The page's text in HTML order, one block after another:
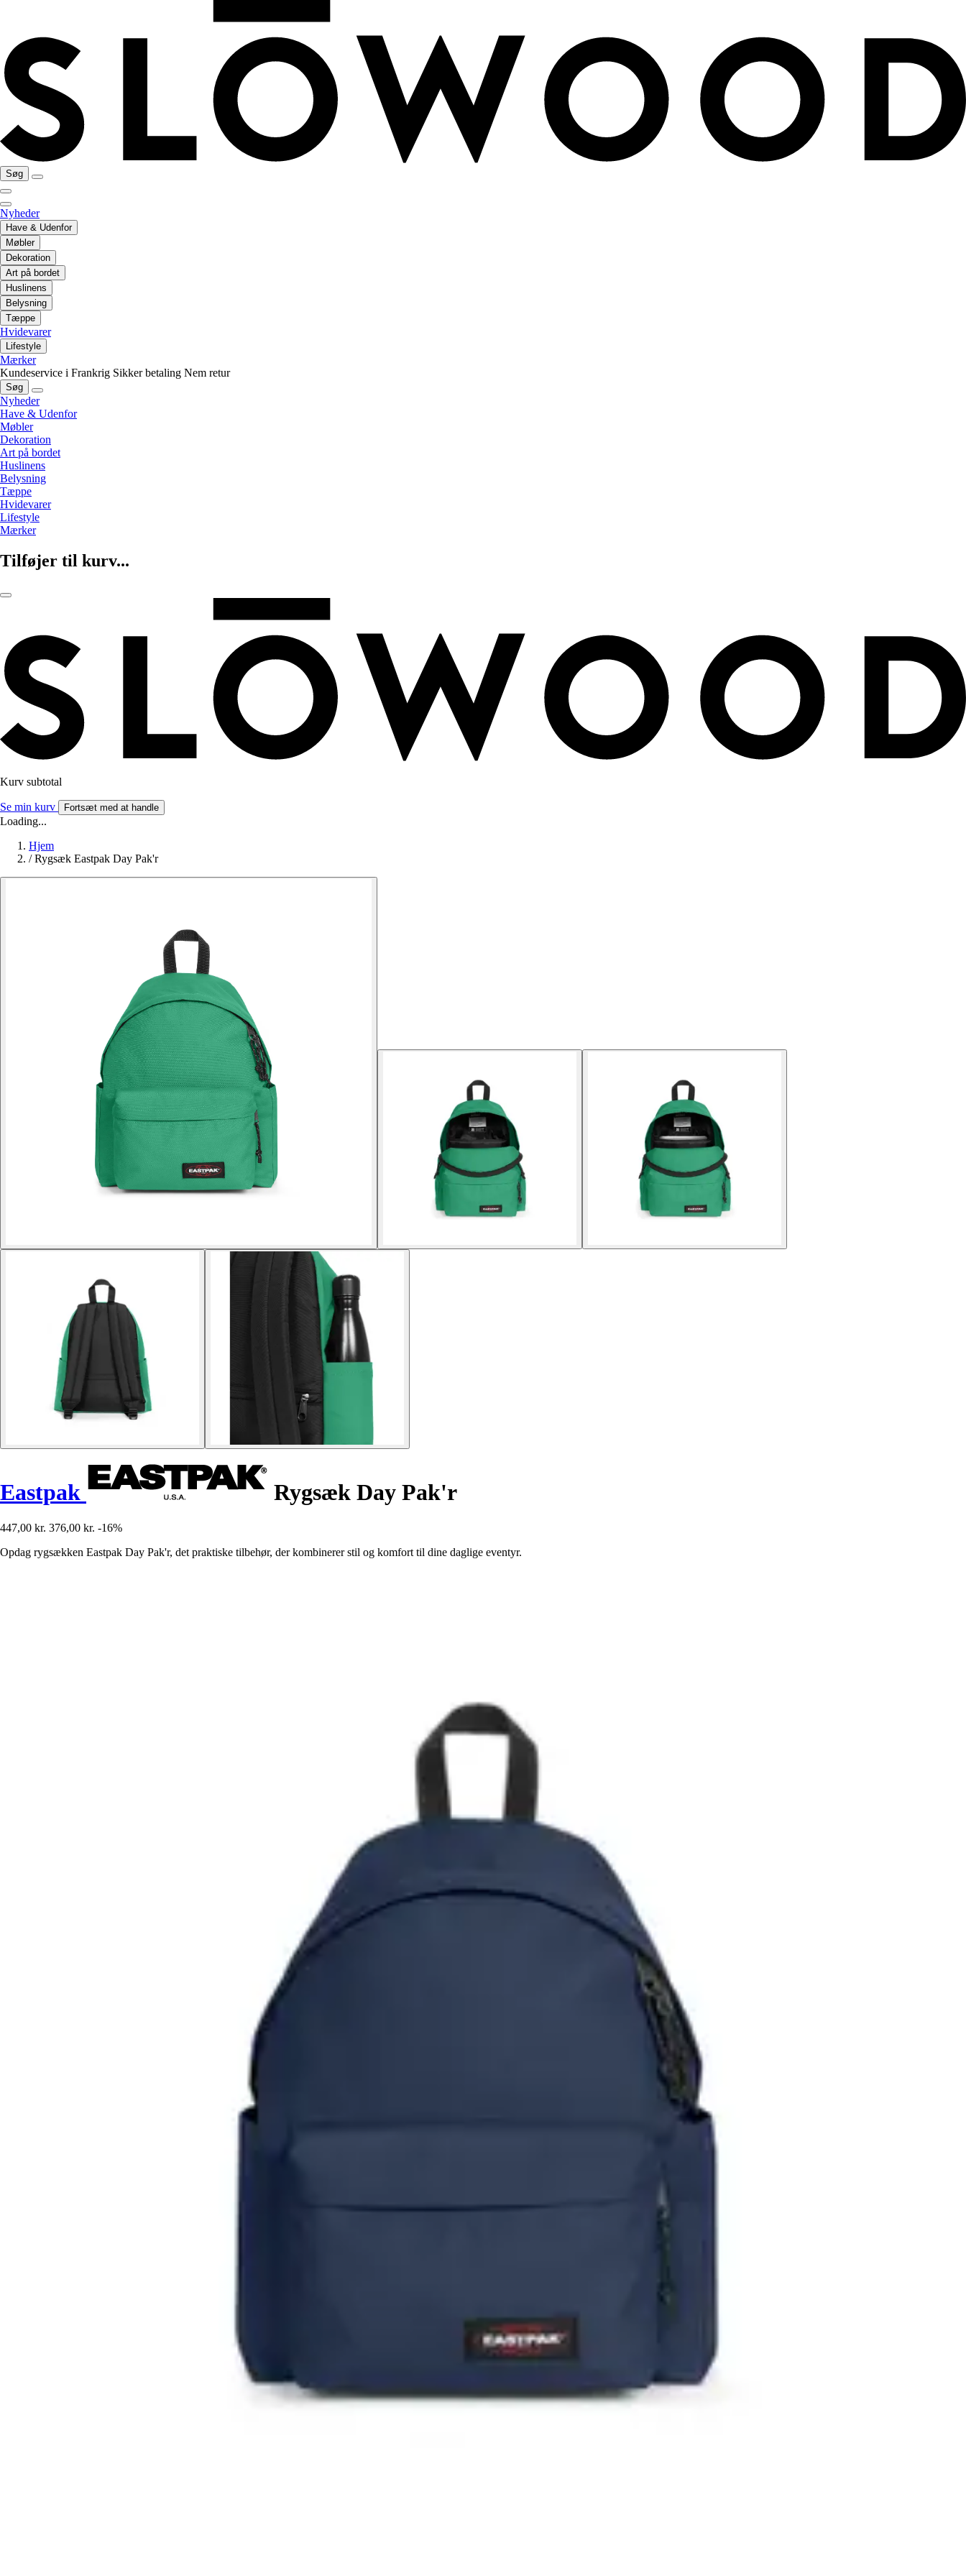
Søg
Nyheder
Have & Udenfor
Møbler
Dekoration
Art på bordet
Huslinens
Belysning
Tæppe
Hvidevarer
Lifestyle
Mærker
Kundeservice i Frankrig Sikker betaling Nem retur
Søg
Nyheder
Have & Udenfor
Møbler
Dekoration
Art på bordet
Huslinens
Belysning
Tæppe
Hvidevarer
Lifestyle
Mærker
Tilføjer til kurv...
Kurv subtotal
Se min kurv Fortsæt med at handle
Loading...
Hjem
/ Rygsæk Eastpak Day Pak'r
Eastpak Rygsæk Day Pak'r
447,00 kr. 376,00 kr. -16%
Opdag rygsækken Eastpak Day Pak'r, det praktiske tilbehør, der kombinerer stil og komfort til dine daglige eventyr.